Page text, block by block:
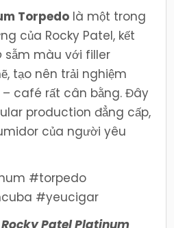
Torpedo là một trong
của Rocky Patel, kết
sẫm màu với filler
tạo nên trải nghiệm
café rất cân bằng. Đây
production đẳng cấp,
của người yêu
#torpedo
#yeucigar